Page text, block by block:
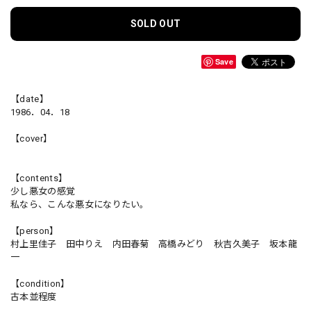
SOLD OUT
Save
【date】
1986．04．18
【cover】
【contents】
少し悪女の感覚
私なら、こんな悪女になりたい。
【person】
村上里佳子 田中りえ 内田春菊 高橋みどり 秋吉久美子 坂本龍
一
【condition】
古本並程度